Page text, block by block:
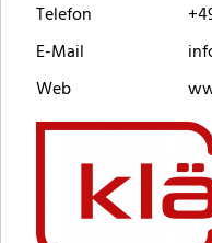
Telefon
E-Mail
Web